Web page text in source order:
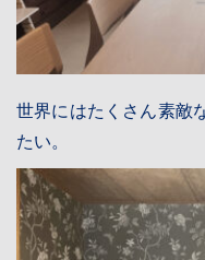
世界にはたくさん素敵
たい。